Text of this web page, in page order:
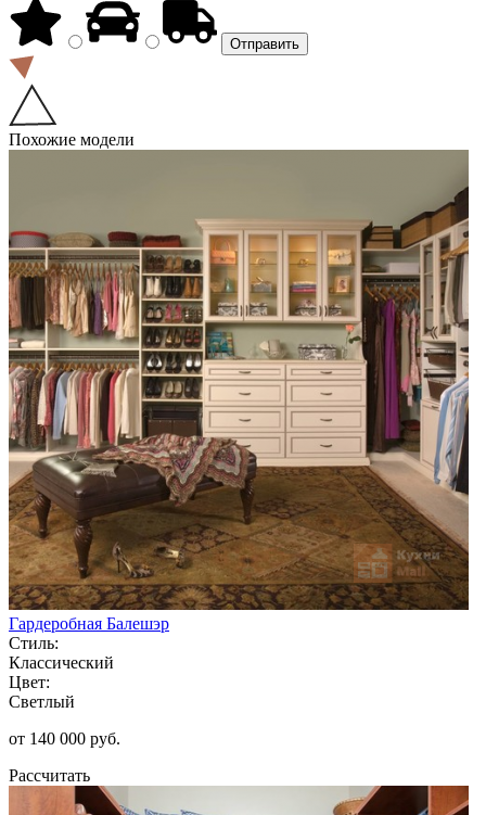
Похожие модели
Гардеробная Балешэр
Стиль:
Классический
Цвет:
Светлый
от 140 000 руб.
Рассчитать